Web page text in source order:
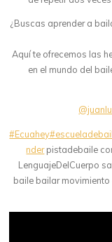
¿Buscas aprender a
Aquí te ofrecemos las
en el mundo del
#Ecuahey
nderpistadebaile
LenguajeDelCuerpo
baile bailar